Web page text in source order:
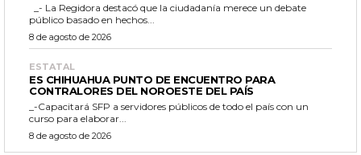
público basado en hechos...
8 de agosto de 2026
ESTATAL
ES CHIHUAHUA PUNTO DE ENCUENTRO PARA
CONTRALORES DEL NOROESTE DEL PAÍS
_-Capacitará SFP a servidores públicos de todo el país con un
curso para elaborar...
8 de agosto de 2026